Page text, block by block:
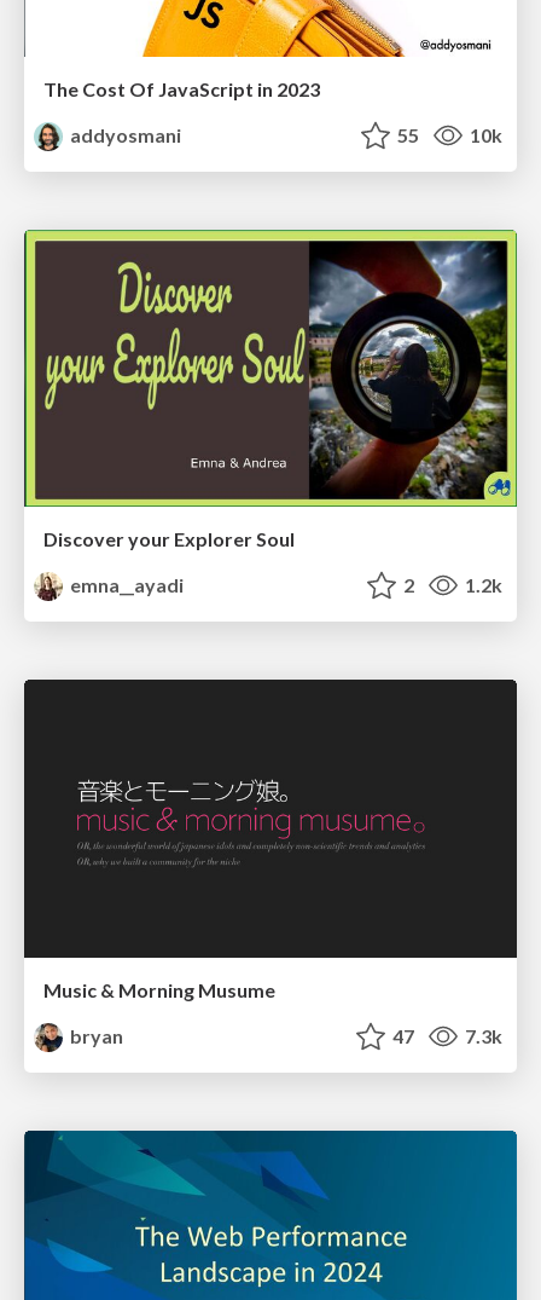
The Cost Of JavaScript in 2023
addyosmani
55 10k
Discover your Explorer Soul
emna__ayadi
2 1.2k
Music & Morning Musume
bryan
47 7.3k